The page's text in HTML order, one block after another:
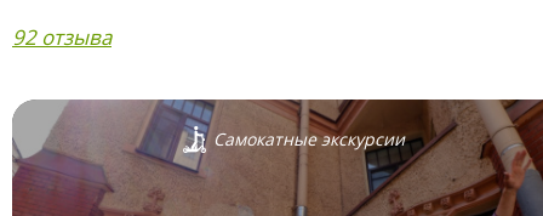
92 отзыва
Самокатные экскурсии